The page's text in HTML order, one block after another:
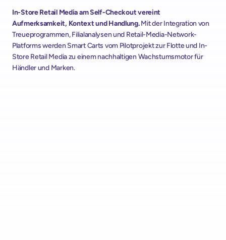
In-Store Retail Media am Self-Checkout vereint
Aufmerksamkeit, Kontext und Handlung. Mit der Integration von
Treueprogrammen, Filialanalysen und Retail-Media-Network-
Platforms werden Smart Carts vom Pilotprojekt zur Flotte und In-
Store Retail Media zu einem nachhaltigen Wachstumsmotor für
Händler und Marken.